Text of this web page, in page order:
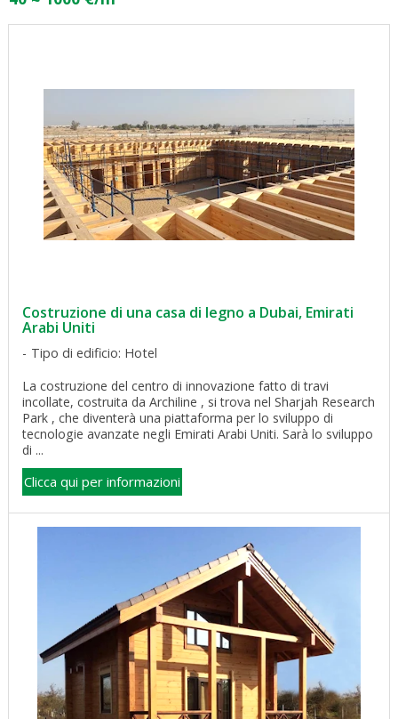
Costruzione di una casa di legno a Dubai, Emirati
Arabi Uniti
Tipo di edificio: Hotel
La costruzione del centro di innovazione fatto di travi
incollate, costruita da Archiline , si trova nel Sharjah Research
Park , che diventerà una piattaforma per lo sviluppo di
tecnologie avanzate negli Emirati Arabi Uniti. Sarà lo sviluppo
di ...
Clicca qui per informazioni